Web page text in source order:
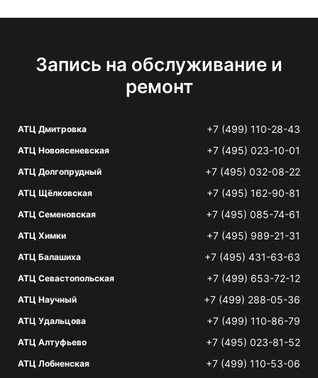
Запись на обслуживание и
ремонт
АТЦ Дмитровка +7 (499) 110-28-43
АТЦ Новоясеневская +7 (495) 023-10-01
АТЦ Долгопрудный +7 (495) 032-08-22
АТЦ Щёлковская +7 (495) 162-90-81
АТЦ Семеновская +7 (495) 085-74-61
АТЦ Химки +7 (495) 989-21-31
АТЦ Балашиха +7 (495) 431-63-63
АТЦ Севастопольская +7 (499) 653-72-12
АТЦ Научный +7 (499) 288-05-36
АТЦ Удальцова +7 (499) 110-86-79
АТЦ Алтуфьево +7 (495) 023-81-52
АТЦ Лобненская +7 (499) 110-53-06